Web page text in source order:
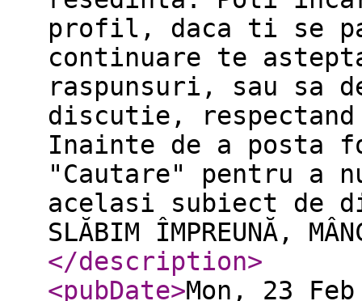
profil, daca ti se
continuare te
raspunsuri, sau sa
discutie,
Inainte de a posta
"Cautare" pentru a
acelasi subiect de
SLĂBIM ÎMPREUNĂ,
</description>
<pubDate>Mon, 23